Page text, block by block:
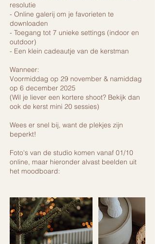
resolutie
- Online galerij om je favorieten te
downloaden
- Toegang tot 7 unieke settings (indoor en
outdoor)
- Een klein cadeautje van de kerstman
Wanneer:
Voormiddag op 29 november & namiddag
op 6 december 2025
(Wil je liever een kortere shoot? Bekijk dan
ook de kerst mini 20 sessies)
Wees er snel bij, want de plekjes zijn
beperkt!
Foto's van de studio komen vanaf 01/10
online, maar hieronder alvast beelden uit
het moodboard: